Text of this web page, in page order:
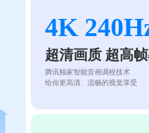
4K
超清画质 超高
腾讯独家智能音画调校技术
给你更高清、流畅的视觉享受